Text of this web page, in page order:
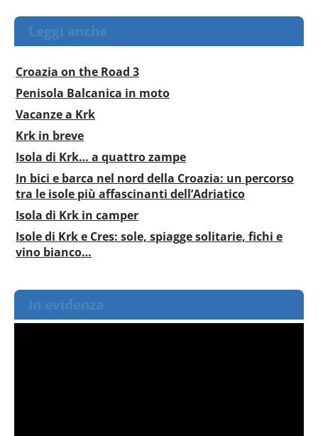
Leggi anche
Croazia on the Road 3
Penisola Balcanica in moto
Vacanze a Krk
Krk in breve
Isola di Krk… a quattro zampe
In bici e barca nel nord della Croazia: un percorso
tra le isole più affascinanti dell’Adriatico
Isola di Krk in camper
Isole di Krk e Cres: sole, spiagge solitarie, fichi e
vino bianco…
In evidenza